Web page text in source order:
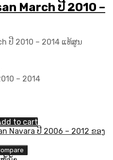
March ປີ​ 2010 –
ປີ​ 2010 – 2014 ແທ້ສູນ
– 2014
to cart